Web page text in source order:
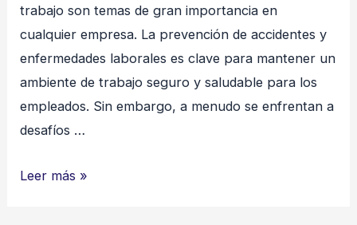
trabajo son temas de gran importancia en
cualquier empresa. La prevención de accidentes y
enfermedades laborales es clave para mantener un
ambiente de trabajo seguro y saludable para los
empleados. Sin embargo, a menudo se enfrentan a
desafíos …
Inteligencia
Leer más »